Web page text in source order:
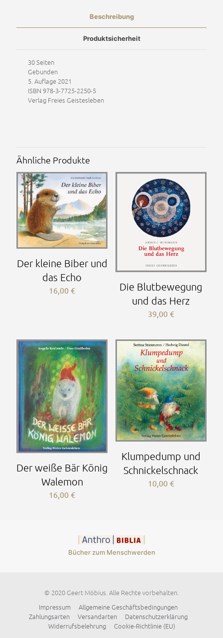
Beschreibung
Produktsicherheit
30 Seiten
Gebunden
5. Auflage 2021
ISBN 978-3-7725-2250-5
Verlag Freies Geistesleben
Ähnliche Produkte
Der kleine Biber und
das Echo
16,00€
Die Blutbewegung
und das Herz
39,00 €
Der weiße Bär König
Walemon
16,00€
Klumpedump und
Schnickelschnack
10,00 €
Bücher zum Menschwerden
© 2020 Geert Möbius. Alle Rechte vorbehalten.
Impressum
Allgemeine Geschäftsbedingungen
Zahlungsarten
Versandarten
Datenschutzerklärung
Widerrufsbelehrung
Cookie-Richtlinie (EU)